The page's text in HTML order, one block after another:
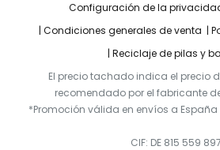
Configuración de la
Condiciones generales de venta
Reciclaje de pilas y
El precio tachado indica el precio
recomendado por el fabricante
*Promoción válida en envíos a
CIF: DE 815 559